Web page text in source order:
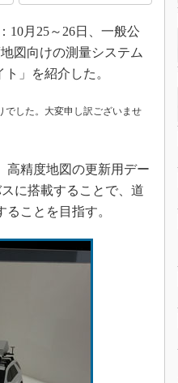
データ
ント
計・開発
ティ
10月25～26日、一般公
図向けの測量システム
」を紹介した。
でした。大変申し訳ございませ
精度地図の更新用デー
に搭載することで、道
ことを目指す。